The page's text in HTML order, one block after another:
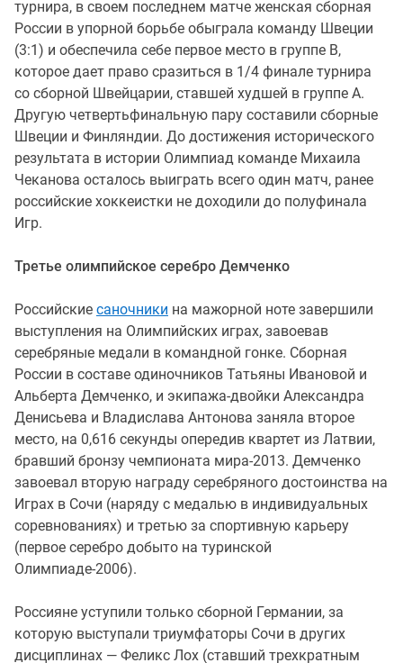
турнира, в своем последнем матче женская сборная
России в упорной борьбе обыграла команду Швеции
(3:1) и обеспечила себе первое место в группе B,
которое дает право сразиться в 1/4 финале турнира
со сборной Швейцарии, ставшей худшей в группе A.
Другую четвертьфинальную пару составили сборные
Швеции и Финляндии. До достижения исторического
результата в истории Олимпиад команде Михаила
Чеканова осталось выиграть всего один матч, ранее
российские хоккеистки не доходили до полуфинала
Игр.
Третье олимпийское серебро Демченко
Российские саночники на мажорной ноте завершили
выступления на Олимпийских играх, завоевав
серебряные медали в командной гонке. Сборная
России в составе одиночников Татьяны Ивановой и
Альберта Демченко, и экипажа-двойки Александра
Денисьева и Владислава Антонова заняла второе
место, на 0,616 секунды опередив квартет из Латвии,
бравший бронзу чемпионата мира-2013. Демченко
завоевал вторую награду серебряного достоинства на
Играх в Сочи (наряду с медалью в индивидуальных
соревнованиях) и третью за спортивную карьеру
(первое серебро добыто на туринской
Олимпиаде-2006).
Россияне уступили только сборной Германии, за
которую выступали триумфаторы Сочи в других
дисциплинах — Феликс Лох (ставший трехкратным